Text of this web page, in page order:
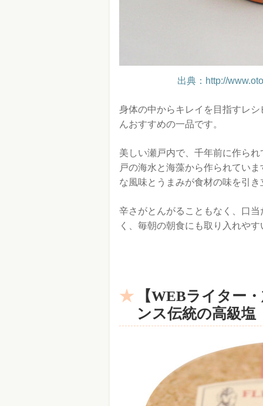
出典：http://
身体の中からキレイを目指すレ
んおすすめの一品です。
美しい瀬戸内で、千年前に作られ
戸の海水と海藻から作られてい
な風味とうまみが食材の味を引き
辛さがとんがることもなく、口
く、毎朝の朝食にも取り入れや
【WEBライター
ンス伝統の高級